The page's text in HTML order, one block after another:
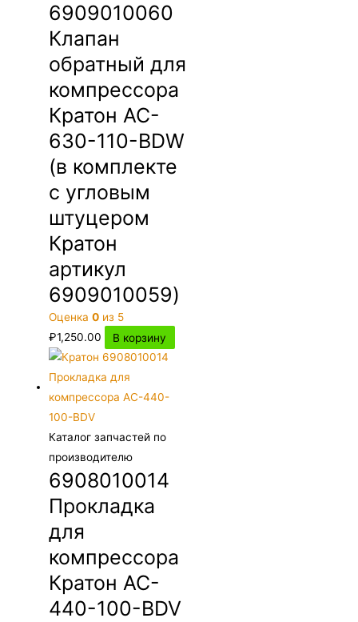
6909010060
Клапан
обратный для
компрессора
Кратон AC-
630-110-BDW
(в комплекте
с угловым
штуцером
Кратон
артикул
6909010059)
Оценка0 из 5
₽1,250.00 В корзину
Каталог запчастей по
производителю
6908010014
Прокладка
для
компрессора
Кратон AC-
440-100-BDV